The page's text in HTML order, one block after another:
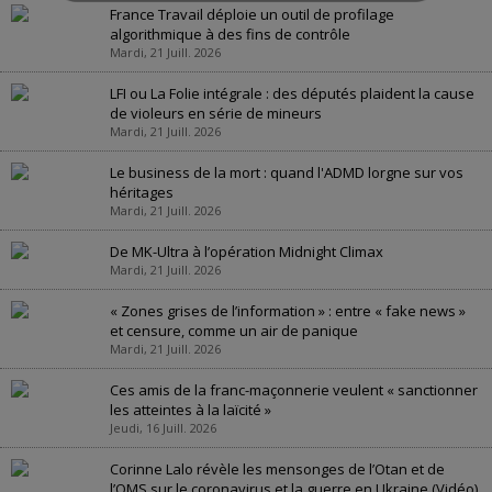
France Travail déploie un outil de profilage
algorithmique à des fins de contrôle
Mardi, 21 Juill. 2026
LFI ou La Folie intégrale : des députés plaident la cause
de violeurs en série de mineurs
Mardi, 21 Juill. 2026
Le business de la mort : quand l'ADMD lorgne sur vos
héritages
Mardi, 21 Juill. 2026
De MK-Ultra à l’opération Midnight Climax
Mardi, 21 Juill. 2026
« Zones grises de l’information » : entre « fake news »
et censure, comme un air de panique
Mardi, 21 Juill. 2026
Ces amis de la franc-maçonnerie veulent « sanctionner
les atteintes à la laïcité »
Jeudi, 16 Juill. 2026
Corinne Lalo révèle les mensonges de l’Otan et de